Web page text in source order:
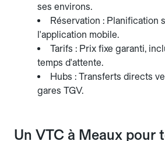
ses environs.
Réservation : Planification
l'application mobile.
Tarifs : Prix fixe garanti,
temps d'attente.
Hubs : Transferts directs
gares TGV.
Un VTC à Meaux pour